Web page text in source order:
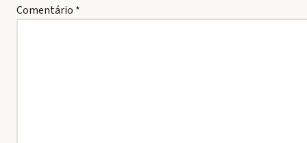
Comentário *